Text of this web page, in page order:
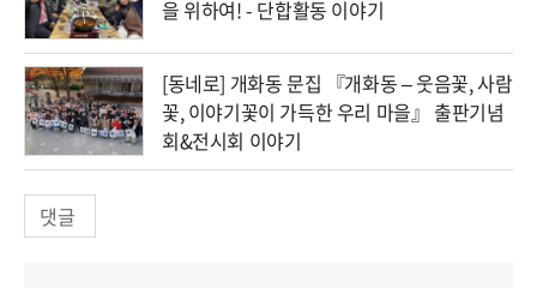
을 위하여! - 단합활동 이야기
[동네로] 개화동 문집 『개화동 – 웃음꽃, 사람
꽃, 이야기꽃이 가득한 우리 마을』 출판기념
회&전시회 이야기
댓글